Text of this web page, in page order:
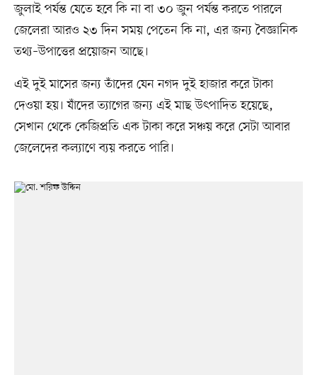
জুলাই পর্যন্ত যেতে হবে কি না বা ৩০ জুন পর্যন্ত করতে পারলে
জেলেরা আরও ২৩ দিন সময় পেতেন কি না, এর জন্য বৈজ্ঞানিক
তথ্য–উপাত্তের প্রয়োজন আছে।
এই দুই মাসের জন্য তাঁদের যেন নগদ দুই হাজার করে টাকা
দেওয়া হয়। যাঁদের ত্যাগের জন্য এই মাছ উৎপাদিত হয়েছে,
সেখান থেকে কেজিপ্রতি এক টাকা করে সঞ্চয় করে সেটা আবার
জেলেদের কল্যাণে ব্যয় করতে পারি।